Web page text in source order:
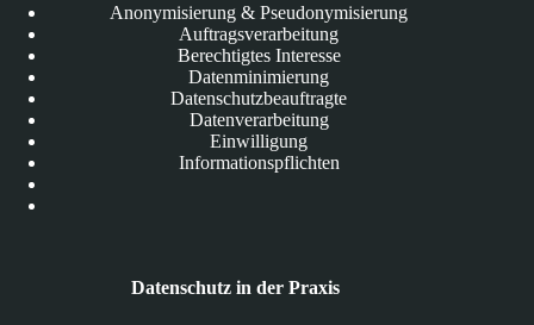
Anonymisierung & Pseudonymisierung
Auftragsverarbeitung
Berechtigtes Interesse
Datenminimierung
Datenschutzbeauftragte
Datenverarbeitung
Einwilligung
Informationspflichten
Datenschutz in der Praxis